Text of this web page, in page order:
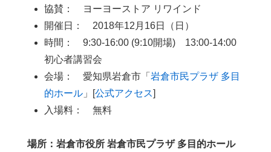
協賛： ヨーヨーストア リワインド
開催日： 2018年12月16日（日）
時間： 9:30-16:00 (9:10開場) 13:00-14:00
初心者講習会
会場： 愛知県岩倉市「 岩倉市民プラザ 多目
的ホール 」[公式アクセス]
入場料： 無料
場所：岩倉市役所 岩倉市民プラザ 多目的ホール